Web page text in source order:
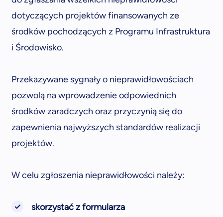
dotyczących projektów finansowanych ze
środków pochodzących z Programu Infrastruktura
i Środowisko.
Przekazywane sygnały o nieprawidłowościach
pozwolą na wprowadzenie odpowiednich
środków zaradczych oraz przyczynią się do
zapewnienia najwyższych standardów realizacji
projektów.
W celu zgłoszenia nieprawidłowości należy:
skorzystać z formularza